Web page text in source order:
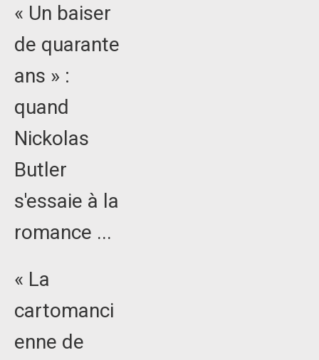
« Un baiser
de quarante
ans » :
quand
Nickolas
Butler
s'essaie à la
romance ...
« La
cartomanci
enne de